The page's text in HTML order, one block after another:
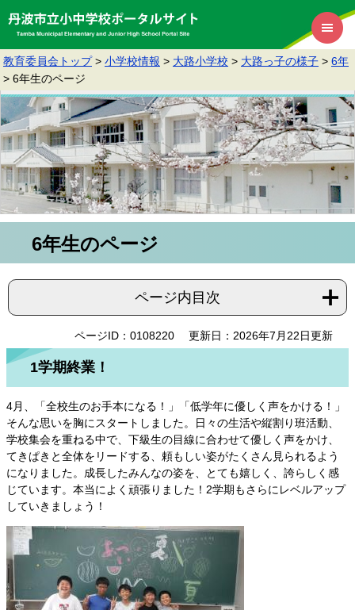
教育委員会トップ > 小学校情報 > 大路小学校 > 大路っ子の様子 > 6年
> 6年生のページ
6年生のページ
ページ内目次
ページID：0108220 更新日：2026年7月22日更新
1学期終業！
4月、「全校生のお手本になる！」「低学年に優しく声をかける！」
そんな思いを胸にスタートしました。日々の生活や縦割り班活動、
学校集会を重ねる中で、下級生の目線に合わせて優しく声をかけ、
てきぱきと全体をリードする、頼もしい姿がたくさん見られるよう
になりました。成長したみんなの姿を、とても嬉しく、誇らしく感
じています。本当によく頑張りました！2学期もさらにレベルアップ
していきましょう！